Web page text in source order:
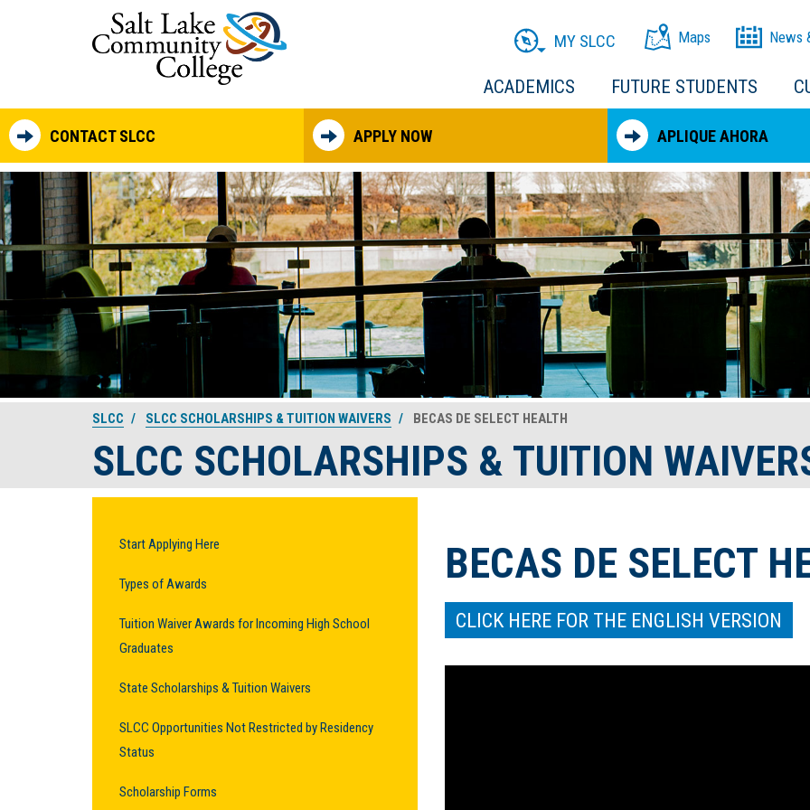
Skip to main content
ACADEMICS FUTURE STUDENTS
MY SLCC Maps News
CONTACT SLCC APPLY NOW APLIQUE AHORA
SLCC SLCC SCHOLARSHIPS & TUITION WAIVERS BECAS DE SELECT HEALTH
SLCC SCHOLARSHIPS & TUITION
Start Applying Here
Types of Awards
Tuition Waiver Awards for Incoming High School
Graduates
State Scholarships & Tuition Waivers
SLCC Opportunities Not Restricted by Residency
Status
Scholarship Forms
BECAS DE SELECT
CLICK HERE FOR THE ENGLISH VERSION